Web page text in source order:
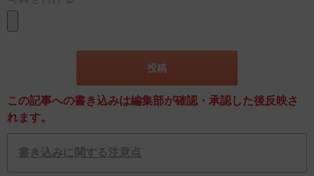
この記事への書き込みは編集部が確認・承認した後反映さ
れます。
書き込みに関する注意点